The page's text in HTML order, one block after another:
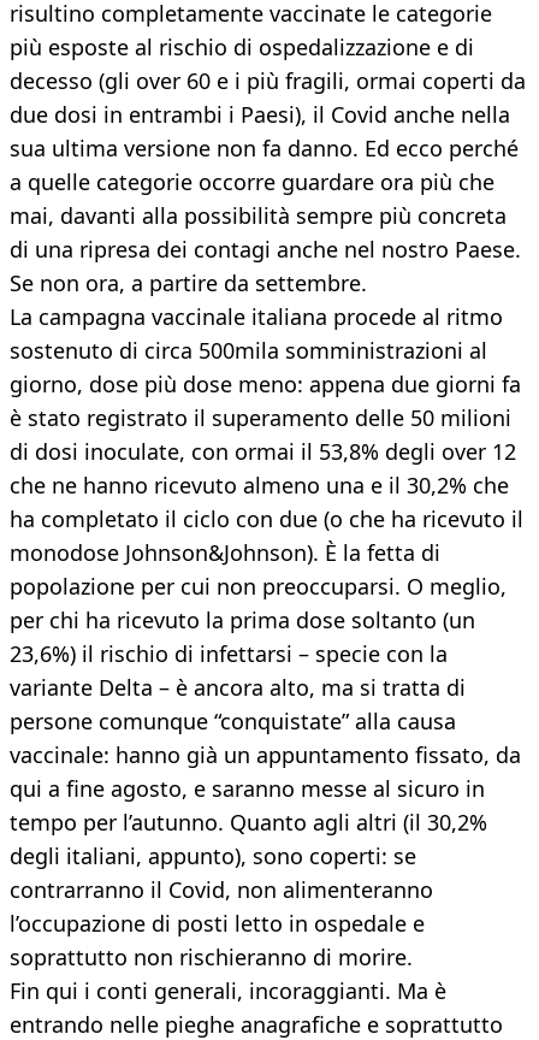
risultino completamente vaccinate le categorie
più esposte al rischio di ospedalizzazione e di
decesso (gli over 60 e i più fragili, ormai coperti da
due dosi in entrambi i Paesi), il Covid anche nella
sua ultima versione non fa danno. Ed ecco perché
a quelle categorie occorre guardare ora più che
mai, davanti alla possibilità sempre più concreta
di una ripresa dei contagi anche nel nostro Paese.
Se non ora, a partire da settembre.
La campagna vaccinale italiana procede al ritmo
sostenuto di circa 500mila somministrazioni al
giorno, dose più dose meno: appena due giorni fa
è stato registrato il superamento delle 50 milioni
di dosi inoculate, con ormai il 53,8% degli over 12
che ne hanno ricevuto almeno una e il 30,2% che
ha completato il ciclo con due (o che ha ricevuto il
monodose Johnson&Johnson). È la fetta di
popolazione per cui non preoccuparsi. O meglio,
per chi ha ricevuto la prima dose soltanto (un
23,6%) il rischio di infettarsi – specie con la
variante Delta – è ancora alto, ma si tratta di
persone comunque “conquistate” alla causa
vaccinale: hanno già un appuntamento fissato, da
qui a fine agosto, e saranno messe al sicuro in
tempo per l’autunno. Quanto agli altri (il 30,2%
degli italiani, appunto), sono coperti: se
contrarranno il Covid, non alimenteranno
l’occupazione di posti letto in ospedale e
soprattutto non rischieranno di morire.
Fin qui i conti generali, incoraggianti. Ma è
entrando nelle pieghe anagrafiche e soprattutto